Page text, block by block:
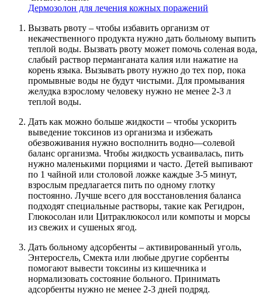
Дермозолон для лечения кожных поражений
Вызвать рвоту – чтобы избавить организм от
некачественного продукта нужно дать больному выпить
теплой воды. Вызвать рвоту может помочь соленая вода,
слабый раствор перманганата калия или нажатие на
корень языка. Вызывать рвоту нужно до тех пор, пока
промывные воды не будут чистыми. Для промывания
желудка взрослому человеку нужно не менее 2-3 л
теплой воды.
Дать как можно больше жидкости – чтобы ускорить
выведение токсинов из организма и избежать
обезвоживания нужно восполнить водно—солевой
баланс организма. Чтобы жидкость усваивалась, пить
нужно маленькими порциями и часто. Детей выпивают
по 1 чайной или столовой ложке каждые 3-5 минут,
взрослым предлагается пить по одному глотку
постоянно. Лучше всего для восстановления баланса
подходят специальные растворы, такие как Регидрон,
Глюкосолан или Цитраклюкосол или компоты и морсы
из свежих и сушеных ягод.
Дать больному адсорбенты – активированный уголь,
Энтеросгель, Смекта или любые другие сорбенты
помогают вывести токсины из кишечника и
нормализовать состояние больного. Принимать
адсорбенты нужно не менее 2-3 дней подряд.